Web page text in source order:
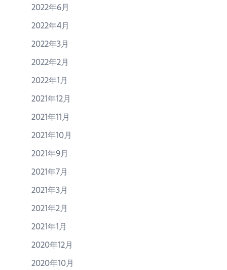
2022年6月
2022年4月
2022年3月
2022年2月
2022年1月
2021年12月
2021年11月
2021年10月
2021年9月
2021年7月
2021年3月
2021年2月
2021年1月
2020年12月
2020年10月